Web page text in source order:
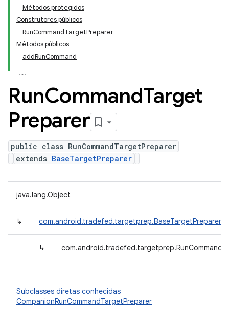
Métodos protegidos
Construtores públicos
RunCommandTargetPreparer
Métodos públicos
addRunCommand
RunCommandTarget
Preparer
public class RunCommandTargetPreparer
extends BaseTargetPreparer
java.lang.Object
↳ com.android.tradefed.targetprep.BaseTargetPreparer
↳
Subclasses diretas conhecidas
CompanionRunCommandTargetPreparer